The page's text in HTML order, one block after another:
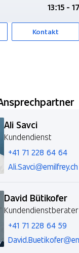
13:15 -
Kontakt
Ali Savci
Kundendienst
+41 71 228 64 64
Ali.Savci@emilfrey.ch
David Bütikofer
Kundendienstberater
+41 71 228 64 59